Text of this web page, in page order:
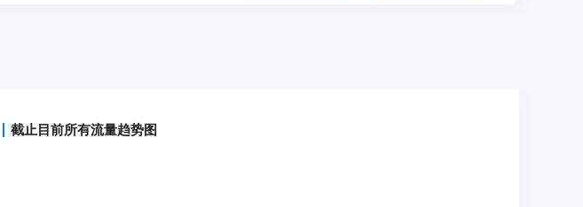
统将通过 AI 技术快速给出答案或相关料。
截止目前所有流量趋势图